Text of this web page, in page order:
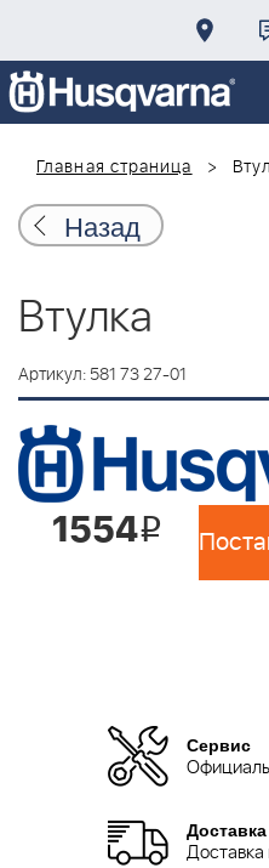
Главная страница
Назад
Втулка
Артикул: 581 73 27-01
1554i
Сервис
Доставка